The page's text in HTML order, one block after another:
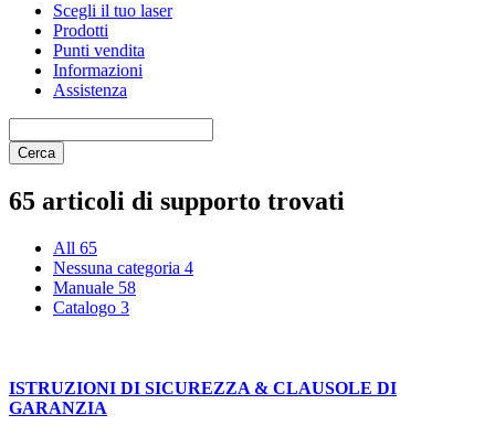
Scegli il tuo laser
Prodotti
Punti vendita
Informazioni
Assistenza
Cerca
65 articoli di supporto trovati
All 65
Nessuna categoria 4
Manuale 58
Catalogo 3
ISTRUZIONI DI SICUREZZA & CLAUSOLE DI
GARANZIA